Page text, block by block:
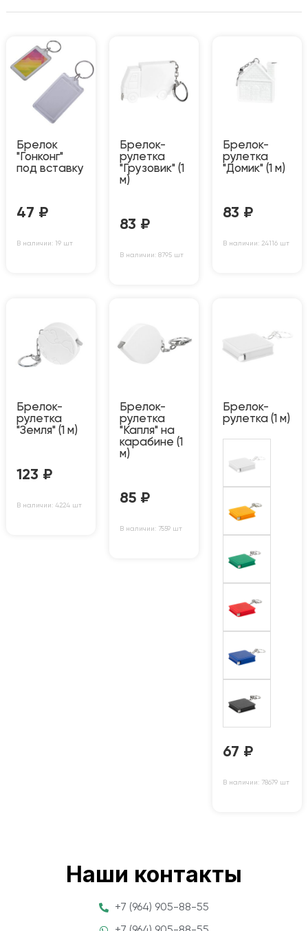
Брелок
"Гонконг"
под вставку
47 ₽
В наличии: 19 шт
Брелок-
рулетка
"Грузовик" (1
м)
83 ₽
В наличии: 8795 шт
Брелок-
рулетка
"Домик" (1 м)
83 ₽
В наличии: 24116 шт
Брелок-
рулетка
"Земля" (1 м)
123 ₽
В наличии: 4224 шт
Брелок-
рулетка
"Капля" на
карабине (1
м)
85 ₽
В наличии: 7559 шт
Брелок-
рулетка (1 м)
67 ₽
В наличии: 78679 шт
Наши контакты
+7 (964) 905-88-55